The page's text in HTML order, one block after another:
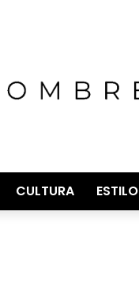
CULTURA ESTILO